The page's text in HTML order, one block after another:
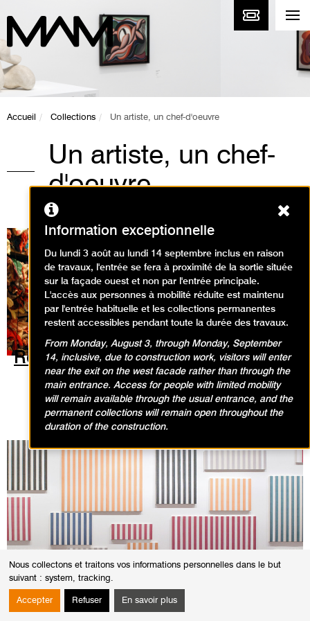
Nous collectons et traitons vos informations personnelles dans le but
suivant : system, tracking.
Accepter Refuser En savoir plus
Accueil Collections Un artiste, un chef-d'oeuvre
Un artiste, un chef-
d'oeuvre
Réserve du Musée des Enfants I et
II
Christian Boltanski
Murs de peintures
Daniel Buren
Information exceptionnelle
Du lundi 3 août au lundi 14 septembre inclus en raison
de travaux, l'entrée se fera à proximité de la sortie située
sur la façade ouest et non par l'entrée principale.
L'accès aux personnes à mobilité réduite est maintenu
par l'entrée habituelle et les collections permanentes
restent accessibles pendant toute la durée des travaux.
From Monday, August 3, through Monday, September
14, inclusive, due to construction work, visitors will enter
near the exit on the west facade rather than through the
main entrance. Access for people with limited mobility
will remain available through the usual entrance, and the
permanent collections will remain open throughout the
duration of the construction.